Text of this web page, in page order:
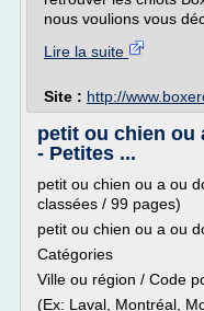
nous voulions vous
Lire la suite
Site : http://
petit ou chien ou
- Petites ...
petit ou chien ou a ou
classées / 99 pages)
petit ou chien ou a ou
Catégories
Ville ou région / Code
(Ex: Laval, Montréal,